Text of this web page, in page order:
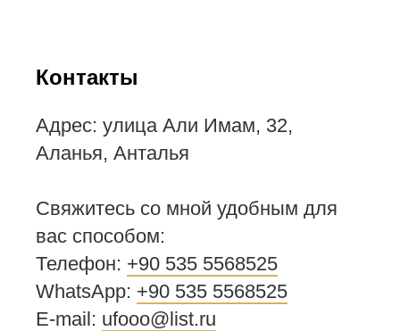
Контакты
Адрес: улица Али Имам, 32,
Аланья, Анталья
Свяжитесь со мной удобным для
вас способом:
Телефон: +90 535 5568525
WhatsApp: +90 535 5568525
E-mail: ufooo@list.ru